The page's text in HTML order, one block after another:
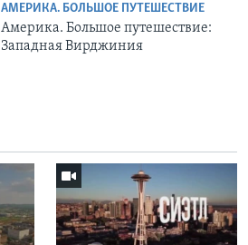
АМЕРИКА. БОЛЬШОЕ ПУТЕШЕСТВИЕ
Америка. Большое путешествие:
Западная Вирджиния